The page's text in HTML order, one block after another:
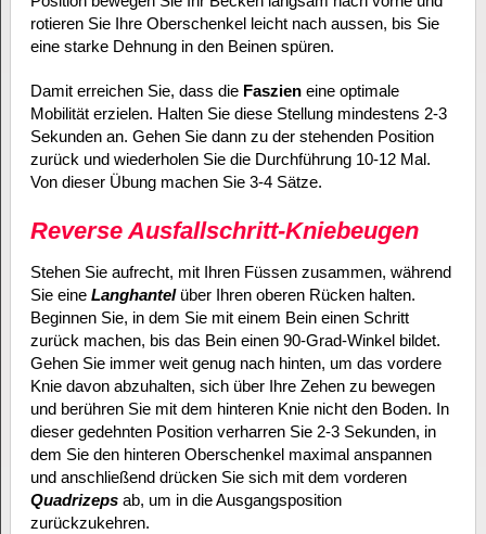
rotieren Sie Ihre Oberschenkel leicht nach aussen, bis Sie
eine starke Dehnung in den Beinen spüren.
Damit erreichen Sie, dass die Faszieneine optimale
Mobilität erzielen. Halten Sie diese Stellung mindestens 2-3
Sekunden an. Gehen Sie dann zu der stehenden Position
zurück und wiederholen Sie die Durchführung 10-12 Mal.
Von dieser Übung machen Sie 3-4 Sätze.
Reverse Ausfallschritt-Kniebeugen
Stehen Sie aufrecht, mit Ihren Füssen zusammen, während
Sie eine Langhantelüber Ihren oberen Rücken halten.
Beginnen Sie, in dem Sie mit einem Bein einen Schritt
zurück machen, bis das Bein einen 90-Grad-Winkel bildet.
Gehen Sie immer weit genug nach hinten, um das vordere
Knie davon abzuhalten, sich über Ihre Zehen zu bewegen
und berühren Sie mit dem hinteren Knie nicht den Boden. In
dieser gedehnten Position verharren Sie 2-3 Sekunden, in
dem Sie den hinteren Oberschenkel maximal anspannen
und anschließend drücken Sie sich mit dem vorderen
Quadrizepsab, um in die Ausgangsposition
zurückzukehren.